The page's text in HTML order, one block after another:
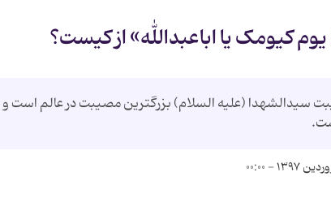
کیومک یا اباعبدالله» از کیست؟
(علیه السلام) بزرگترین مصیبت در عالم است